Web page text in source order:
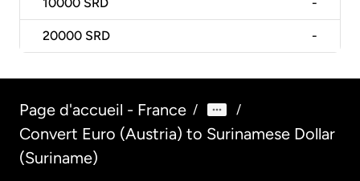
10000 SRD -
20000 SRD -
Page d'accueil - France / /
Convert Euro (Austria) to Surinamese Dollar
(Suriname)